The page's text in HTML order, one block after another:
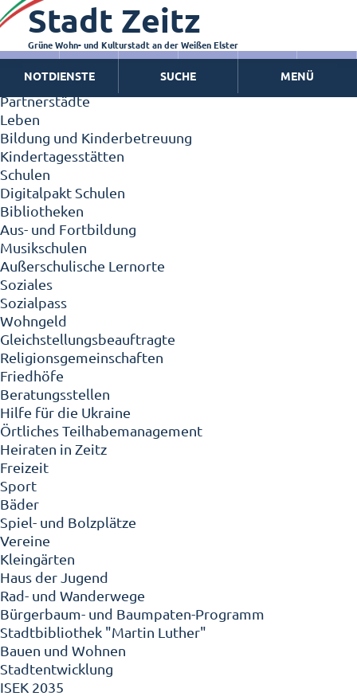
Zeitz - Die Kleinstadt
Willkommen in Zeitz!
Interview mit Oberbürgermeister Christian Thieme
Zeitz - Stadt der Zukunft
Ortschaften
Partnerstädte
Leben
Bildung und Kinderbetreuung
Kindertagesstätten
Schulen
Digitalpakt Schulen
Bibliotheken
Aus- und Fortbildung
Musikschulen
Außerschulische Lernorte
Soziales
Sozialpass
Wohngeld
Gleichstellungsbeauftragte
Religionsgemeinschaften
Friedhöfe
Beratungsstellen
Hilfe für die Ukraine
Örtliches Teilhabemanagement
Heiraten in Zeitz
Freizeit
Sport
Bäder
Spiel- und Bolzplätze
Vereine
Kleingärten
Haus der Jugend
Rad- und Wanderwege
Bürgerbaum- und Baumpaten-Programm
Stadtbibliothek "Martin Luther"
Bauen und Wohnen
Stadtentwicklung
ISEK 2035
Stadt Zeitz
Grüne Wohn- und Kulturstadt an der Weißen Elster
NOTDIENSTE SUCHE MENÜ